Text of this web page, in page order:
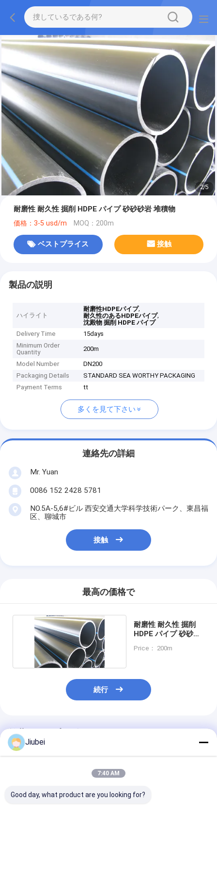
2/5
耐磨性 耐久性 掘削 HDPE パイプ 砂砂砂岩 堆積物
価格：3-5 usd/m MOQ：200m
ベストプライス 接触
製品の説明
ハイライト
耐磨性HDPEパイプ,
耐久性のあるHDPEパイプ,
沈殿物 掘削 HDPE パイプ
Delivery Time
15days
Minimum Order
Quantity
200m
Model Number
DN200
Packaging Details
STANDARD SEA WORTHY PACKAGING
Payment Terms
tt
多くを見て下さい
連絡先の詳細
Mr. Yuan
0086 152 2428 5781
NO.5A-5,6#ビル 西安交通大学科学技術パーク、東昌福
区、聊城市
接触
最高の価格で
耐磨性 耐久性 掘削
HDPE パイプ 砂砂砂
Price： 200m
続行
推薦されたプロダクト
Jiubei
7:40 AM
Good day, what product are you looking for?